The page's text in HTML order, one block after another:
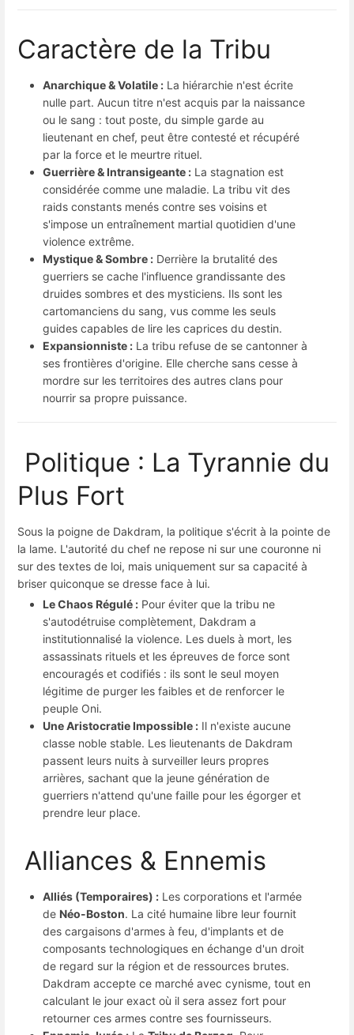
Caractère de la Tribu
Anarchique & Volatile : La hiérarchie n'est écrite
nulle part. Aucun titre n'est acquis par la naissance
ou le sang : tout poste, du simple garde au
lieutenant en chef, peut être contesté et récupéré
par la force et le meurtre rituel.
Guerrière & Intransigeante : La stagnation est
considérée comme une maladie. La tribu vit des
raids constants menés contre ses voisins et
s'impose un entraînement martial quotidien d'une
violence extrême.
Mystique & Sombre : Derrière la brutalité des
guerriers se cache l'influence grandissante des
druides sombres et des mysticiens. Ils sont les
cartomanciens du sang, vus comme les seuls
guides capables de lire les caprices du destin.
Expansionniste : La tribu refuse de se cantonner à
ses frontières d'origine. Elle cherche sans cesse à
mordre sur les territoires des autres clans pour
nourrir sa propre puissance.
Politique : La Tyrannie du
Plus Fort
Sous la poigne de Dakdram, la politique s'écrit à la pointe de
la lame. L'autorité du chef ne repose ni sur une couronne ni
sur des textes de loi, mais uniquement sur sa capacité à
briser quiconque se dresse face à lui.
Le Chaos Régulé : Pour éviter que la tribu ne
s'autodétruise complètement, Dakdram a
institutionnalisé la violence. Les duels à mort, les
assassinats rituels et les épreuves de force sont
encouragés et codifiés : ils sont le seul moyen
légitime de purger les faibles et de renforcer le
peuple Oni.
Une Aristocratie Impossible : Il n'existe aucune
classe noble stable. Les lieutenants de Dakdram
passent leurs nuits à surveiller leurs propres
arrières, sachant que la jeune génération de
guerriers n'attend qu'une faille pour les égorger et
prendre leur place.
Alliances & Ennemis
Alliés (Temporaires) : Les corporations et l'armée
de Néo-Boston. La cité humaine libre leur fournit
des cargaisons d'armes à feu, d'implants et de
composants technologiques en échange d'un droit
de regard sur la région et de ressources brutes.
Dakdram accepte ce marché avec cynisme, tout en
calculant le jour exact où il sera assez fort pour
retourner ces armes contre ses fournisseurs.